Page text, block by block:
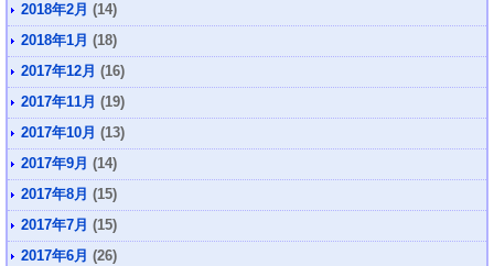
2018年2月 (14)
2018年1月 (18)
2017年12月 (16)
2017年11月 (19)
2017年10月 (13)
2017年9月 (14)
2017年8月 (15)
2017年7月 (15)
2017年6月 (26)